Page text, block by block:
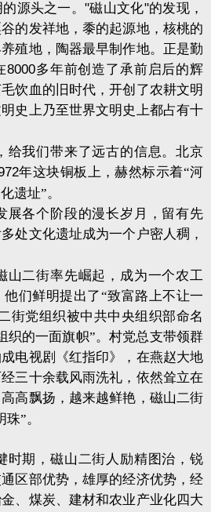
源头之一。"磁山文化"的发现，
的发祥地，黍的起源地，核桃的
殖地，陶器最早制作地。正是勤
8000多年前创造了承前启后的辉
饮血的旧时代，开创了农耕文明
史上乃至世界文明史上都占有十
给我们带来了远古的信息。北京
年这块铜板上，赫然标示着“河
遗址”。
展各个阶段的漫长岁月，留有先
处文化遗址成为一个户密人稠，
山二街率先崛起，成为一个农工
们鲜明提出了“致富路上不让一
街党组织被中共中央组织部命名
织的一面旗帜”。村党总支带领群
电视剧《红指印》，在燕赵大地
三十余载风雨洗礼，依然耸立在
高飘扬，越来越鲜艳，磁山二街
”。
时期，磁山二街人励精图治，锐
区部优势，雄厚的经济优势，经
、煤炭、建材和农业产业化四大